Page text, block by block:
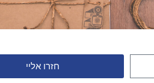
חזרו אליי